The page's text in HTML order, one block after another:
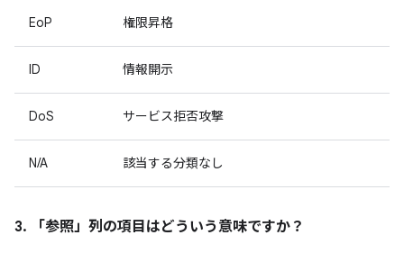
EoP 権限昇格
ID 情報開示
DoS サービス拒否攻撃
N/A 該当する分類なし
3. 「参照」 列の項目はどういう意味ですか？